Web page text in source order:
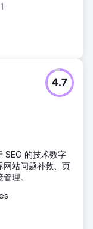
4.7
SEO 的技术数字
网站问题补救、页
理。